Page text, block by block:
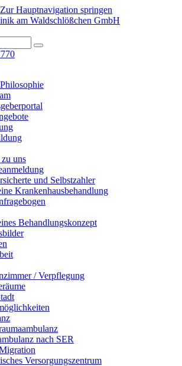
Zur Hauptnavigation springen
am Waldschlößchen GmbH
uns
und Selbstzahler
Krankenhausbehandlung
Behandlungskonzept
/ Verpflegung
nach SER
Versorgungszentrum